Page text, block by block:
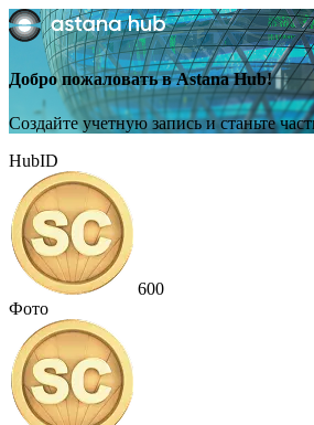
Добро пожаловать в Astana Hub!
Создайте учетную запись и станьте
HubID
600
Фото